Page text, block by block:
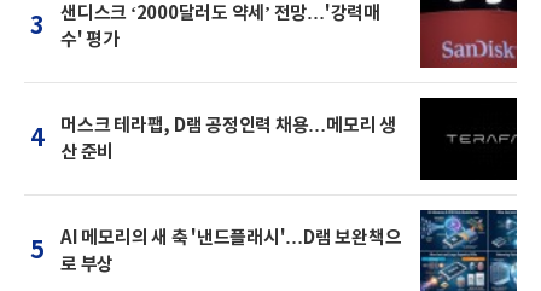
3
샌디스크 ‘2000달러도 약세’ 전망…'강력매
수' 평가
4
머스크 테라팹, D램 공정인력 채용…메모리 생
산 준비
5
AI 메모리의 새 축 '낸드플래시'…D램 보완책으
로 부상